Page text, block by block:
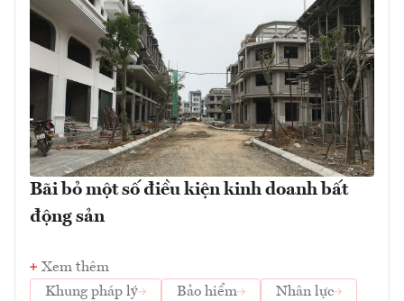
Bãi bỏ một số điều kiện kinh doanh bất
động sản
Xem thêm
Khung pháp lý
Bảo hiểm
Nhân lực